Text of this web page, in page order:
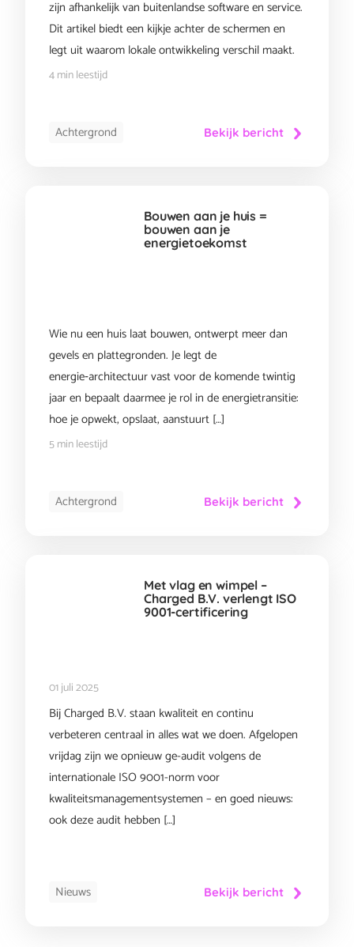
zijn afhankelijk van buitenlandse software en service.
Dit artikel biedt een kijkje achter de schermen en
legt uit waarom lokale ontwikkeling verschil maakt.
4 min leestijd
Achtergrond Bekijk bericht
Bouwen aan je huis =
bouwen aan je
energietoekomst
Wie nu een huis laat bouwen, ontwerpt meer dan
gevels en plattegronden. Je legt de
energie‑architectuur vast voor de komende twintig
jaar en bepaalt daarmee je rol in de energietransitie:
hoe je opwekt, opslaat, aanstuurt […]
5 min leestijd
Achtergrond Bekijk bericht
Met vlag en wimpel –
Charged B.V. verlengt ISO
9001-certificering
01 juli 2025
Bij Charged B.V. staan kwaliteit en continu
verbeteren centraal in alles wat we doen. Afgelopen
vrijdag zijn we opnieuw ge-audit volgens de
internationale ISO 9001-norm voor
kwaliteitsmanagementsystemen – en goed nieuws:
ook deze audit hebben […]
Nieuws Bekijk bericht